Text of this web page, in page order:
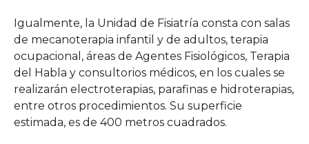
Igualmente, la Unidad de Fisiatría consta con salas
de mecanoterapia infantil y de adultos, terapia
ocupacional, áreas de Agentes Fisiológicos, Terapia
del Habla y consultorios médicos, en los cuales se
realizarán electroterapias, parafinas e hidroterapias,
entre otros procedimientos. Su superficie
estimada, es de 400 metros cuadrados.